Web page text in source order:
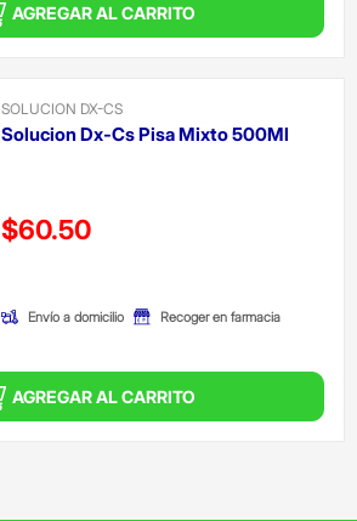
AGREGAR AL CARRITO
SOLUCION DX-CS
Solucion Dx-Cs Pisa Mixto 500Ml
Precio reducido de
$60.50
Envío a domicilio Recoger en farmacia
AGREGAR AL CARRITO